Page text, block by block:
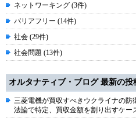
ネットワーキング (3件)
バリアフリー (14件)
社会 (29件)
社会問題 (13件)
オルタナティブ・ブログ 最新の投
三菱電機が買収すべきウクライナの
法論で特定、買収金額を割り出すケー